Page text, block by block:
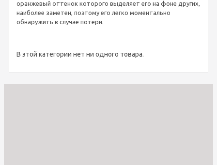
оранжевый оттенок которого выделяет его на фоне других,
наиболее заметен, поэтому его легко моментально
обнаружить в случае потери.
В этой категории нет ни одного товара.